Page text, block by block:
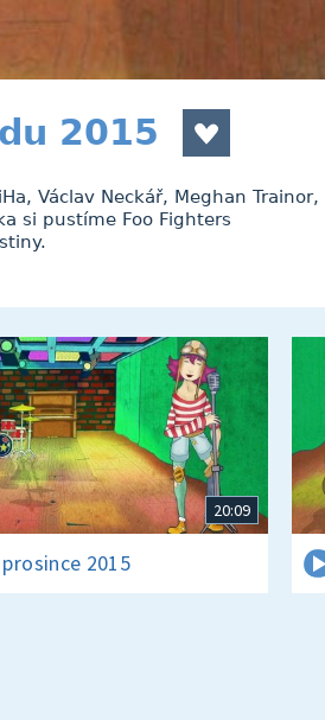
2015
Václav Neckář, Meghan Trainor,
si pustíme Foo Fighters
20:09
2015